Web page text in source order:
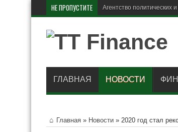
НЕ ПРОПУСТИТЕ Агентство политических
ГЛАВНАЯ НОВОСТИ
Главная » Новости » 2020 год стал